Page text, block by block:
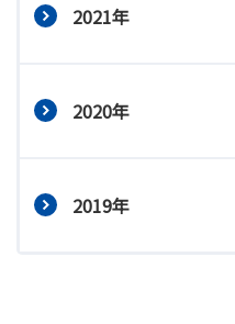
2021年
2020年
2019年